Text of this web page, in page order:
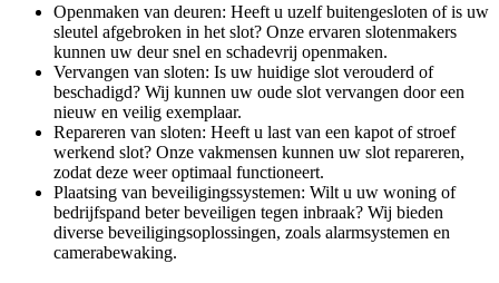
Openmaken van deuren: Heeft u uzelf buitengesloten of is uw
sleutel afgebroken in het slot? Onze ervaren slotenmakers
kunnen uw deur snel en schadevrij openmaken.
Vervangen van sloten: Is uw huidige slot verouderd of
beschadigd? Wij kunnen uw oude slot vervangen door een
nieuw en veilig exemplaar.
Repareren van sloten: Heeft u last van een kapot of stroef
werkend slot? Onze vakmensen kunnen uw slot repareren,
zodat deze weer optimaal functioneert.
Plaatsing van beveiligingssystemen: Wilt u uw woning of
bedrijfspand beter beveiligen tegen inbraak? Wij bieden
diverse beveiligingsoplossingen, zoals alarmsystemen en
camerabewaking.